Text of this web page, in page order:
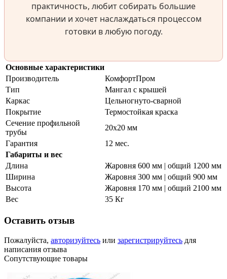
практичность, любит собирать большие
компании и хочет наслаждаться процессом
готовки в любую погоду.
Основные характеристики
Производитель
КомфортПром
Тип
Мангал с крышей
Каркас
Цельногнуто-сварной
Покрытие
Термостойкая краска
Сечение профильной
трубы
20х20 мм
Гарантия
12 мес.
Габариты и вес
Длина
Жаровня 600 мм | общий 1200 мм
Ширина
Жаровня 300 мм | общий 900 мм
Высота
Жаровня 170 мм | общий 2100 мм
Вес
35 Кг
Оставить отзыв
Пожалуйста, авторизуйтесь или зарегистрируйтесь для
написания отзыва
Сопутствующие товары